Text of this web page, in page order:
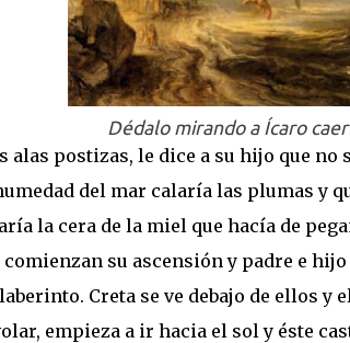
Dédalo mirando a Ícaro caer
alas postizas, le dice a su hijo que no
del mar calaría las plumas y
la cera de la miel que hacía de
su ascensión y padre e
Creta se ve debajo de ellos y
empieza a ir hacia el sol y éste